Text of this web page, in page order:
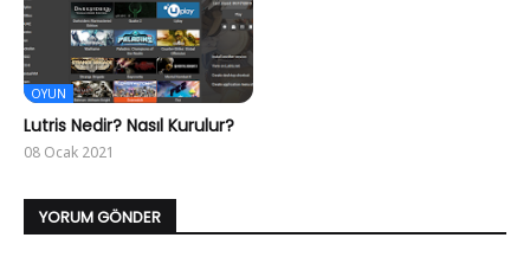
OYUN
Lutris Nedir? Nasıl Kurulur?
08 Ocak 2021
YORUM GÖNDER